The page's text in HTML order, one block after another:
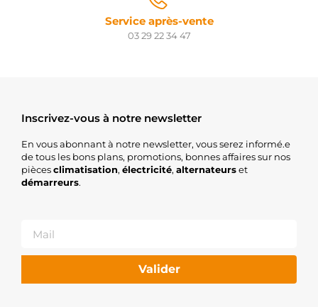
Service après-vente
03 29 22 34 47
Inscrivez-vous à notre newsletter
En vous abonnant à notre newsletter, vous serez informé.e
de tous les bons plans, promotions, bonnes affaires sur nos
piècesclimatisation, électricité, alternateurset
démarreurs.
Valider